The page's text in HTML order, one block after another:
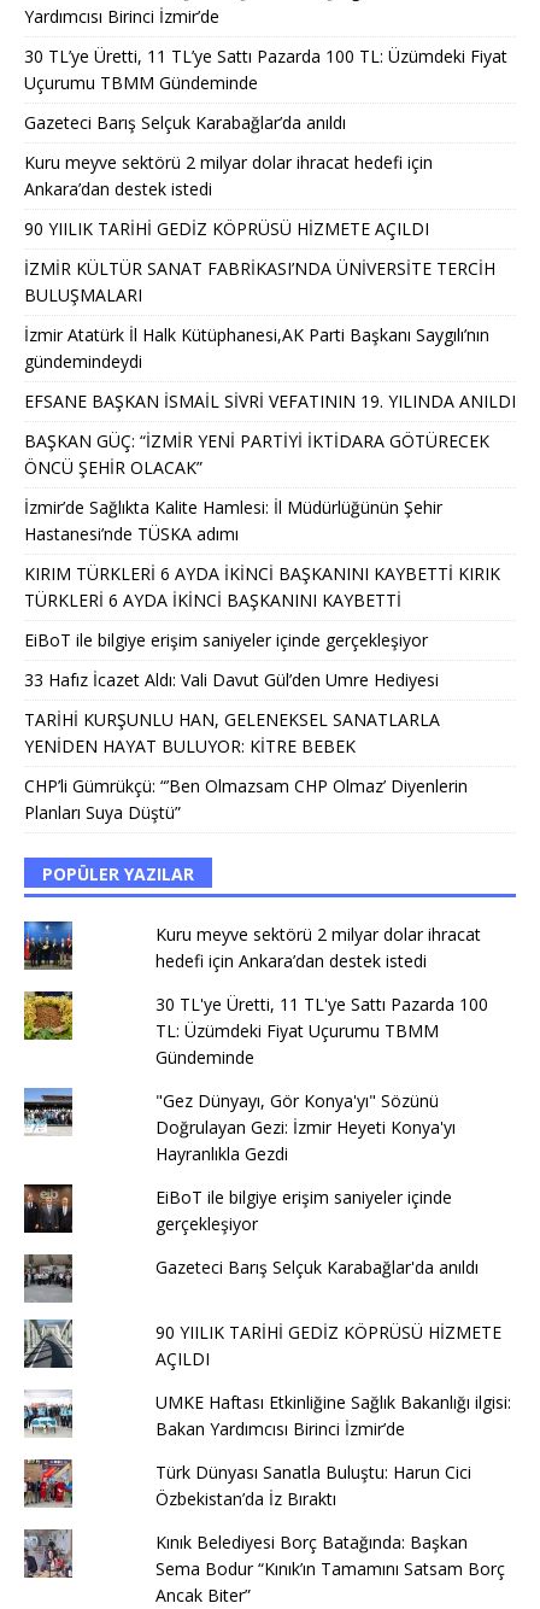
Yardımcısı Birinci İzmir’de
30 TL’ye Üretti, 11 TL’ye Sattı Pazarda 100 TL: Üzümdeki Fiyat
Uçurumu TBMM Gündeminde
Gazeteci Barış Selçuk Karabağlar’da anıldı
Kuru meyve sektörü 2 milyar dolar ihracat hedefi için
Ankara’dan destek istedi
90 YIILIK TARİHİ GEDİZ KÖPRÜSÜ HİZMETE AÇILDI
İZMİR KÜLTÜR SANAT FABRİKASI’NDA ÜNİVERSİTE TERCİH
BULUŞMALARI
İzmir Atatürk İl Halk Kütüphanesi,AK Parti Başkanı Saygılı’nın
gündemindeydi
EFSANE BAŞKAN İSMAİL SİVRİ VEFATININ 19. YILINDA ANILDI
BAŞKAN GÜÇ: “İZMİR YENİ PARTİYİ İKTİDARA GÖTÜRECEK
ÖNCÜ ŞEHİR OLACAK”
İzmir’de Sağlıkta Kalite Hamlesi: İl Müdürlüğünün Şehir
Hastanesi’nde TÜSKA adımı
KIRIM TÜRKLERİ 6 AYDA İKİNCİ BAŞKANINI KAYBETTİ KIRIK
TÜRKLERİ 6 AYDA İKİNCİ BAŞKANINI KAYBETTİ
EiBoT ile bilgiye erişim saniyeler içinde gerçekleşiyor
33 Hafız İcazet Aldı: Vali Davut Gül’den Umre Hediyesi
TARİHİ KURŞUNLU HAN, GELENEKSEL SANATLARLA
YENİDEN HAYAT BULUYOR: KİTRE BEBEK
CHP’li Gümrükçü: “’Ben Olmazsam CHP Olmaz’ Diyenlerin
Planları Suya Düştü”
POPÜLER YAZILAR
Kuru meyve sektörü 2 milyar dolar ihracat
hedefi için Ankara’dan destek istedi
30 TL'ye Üretti, 11 TL'ye Sattı Pazarda 100
TL: Üzümdeki Fiyat Uçurumu TBMM
Gündeminde
"Gez Dünyayı, Gör Konya'yı" Sözünü
Doğrulayan Gezi: İzmir Heyeti Konya'yı
Hayranlıkla Gezdi
EiBoT ile bilgiye erişim saniyeler içinde
gerçekleşiyor
Gazeteci Barış Selçuk Karabağlar'da anıldı
90 YIILIK TARİHİ GEDİZ KÖPRÜSÜ HİZMETE
AÇILDI
UMKE Haftası Etkinliğine Sağlık Bakanlığı ilgisi:
Bakan Yardımcısı Birinci İzmir’de
Türk Dünyası Sanatla Buluştu: Harun Cici
Özbekistan’da İz Bıraktı
Kınık Belediyesi Borç Batağında: Başkan
Sema Bodur “Kınık’ın Tamamını Satsam Borç
Ancak Biter”